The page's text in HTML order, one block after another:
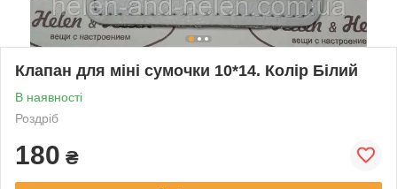
Клапан для міні сумочки 10*14. Колір Білий
В наявності
Роздріб
180 ₴